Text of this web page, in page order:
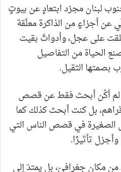
لبنان مجرّد ابتعادٍ عن بيوتٍ
عن أجزاءٍ من الذاكرة معلّقة
على عجل، وأدواتٌ بقيت
الحياة من التفاصيل
بصمتها الثقيل.
لم أكُن أبحث فقط عن قصص
بل كنت أبحث كذلك كما
الصغيرة في قصص الناس التي
تأثيرًا.
من مكان جغرافيّ، بل يمتدّ إلى